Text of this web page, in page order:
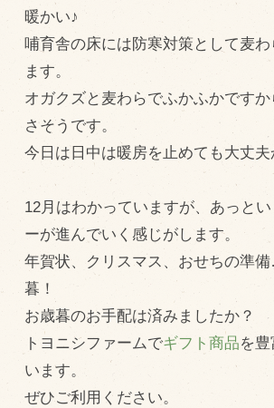
暖かい♪
哺育舎の床には防寒対策として麦
ます。
オガクズと麦わらでふかふかですか
さそうです。
今日は日中は暖房を止めても大丈夫
12月はわかっていますが、あっと
ーが進んでいく感じがします。
年賀状、クリスマス、おせちの準
暮！
お歳暮のお手配は済みましたか？
トヨニシファームでギフト商品を
います。
ぜひご利用ください。
牧場の仕事
飼育している牛について
販売加工場
食肉加工場を新設
業務管理体制
品質管理体制
最新の設備